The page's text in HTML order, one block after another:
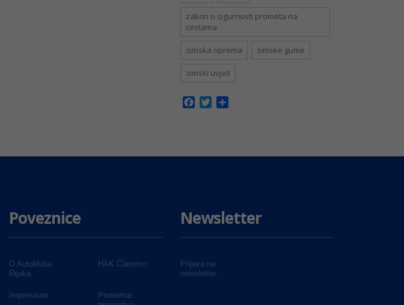
zakon o sigurnosti prometa na
cestama
zimska oprema zimske gume
zimski uvjeti
Facebook
Twitter
Poveznice
O Autoklubu
Rijeka
HAK Članstvo
Impressum
Prometna
Newsletter
Prijava na
newsletter